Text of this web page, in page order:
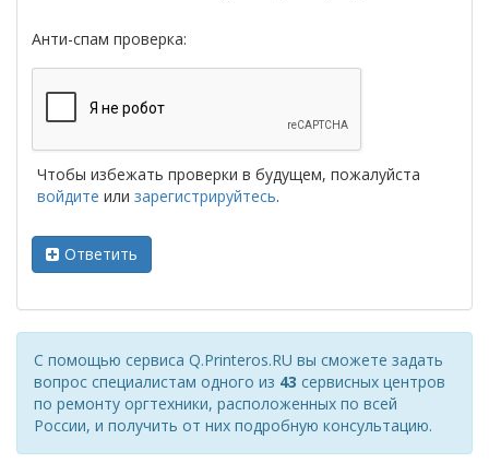
Анти-спам проверка:
Чтобы избежать проверки в будущем, пожалуйста
войдите или зарегистрируйтесь.
Ответить
С помощью сервиса Q.Printeros.RU вы сможете задать
вопрос специалистам одного из 43 сервисных центров
по ремонту оргтехники, расположенных по всей
России, и получить от них подробную консультацию.